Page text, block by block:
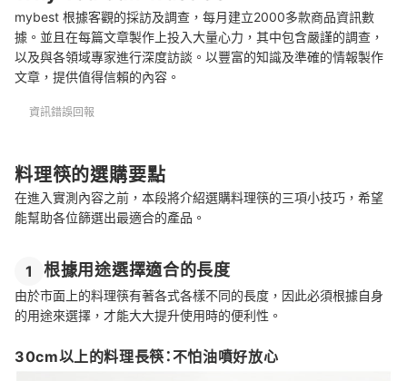
mybest 根據客觀的採訪及調查，每月建立2000多款商品資訊數
據。並且在每篇文章製作上投入大量心力，其中包含嚴謹的調查，
以及與各領域專家進行深度訪談。以豐富的知識及準確的情報製作
文章，提供值得信賴的內容。
資訊錯誤回報
料理筷的選購要點
在進入實測內容之前，本段將介紹選購料理筷的三項小技巧，希望
能幫助各位篩選出最適合的產品。
1 根據用途選擇適合的長度
由於市面上的料理筷有著各式各樣不同的長度，因此必須根據自身
的用途來選擇，才能大大提升使用時的便利性。
30cm以上的料理長筷：不怕油噴好放心